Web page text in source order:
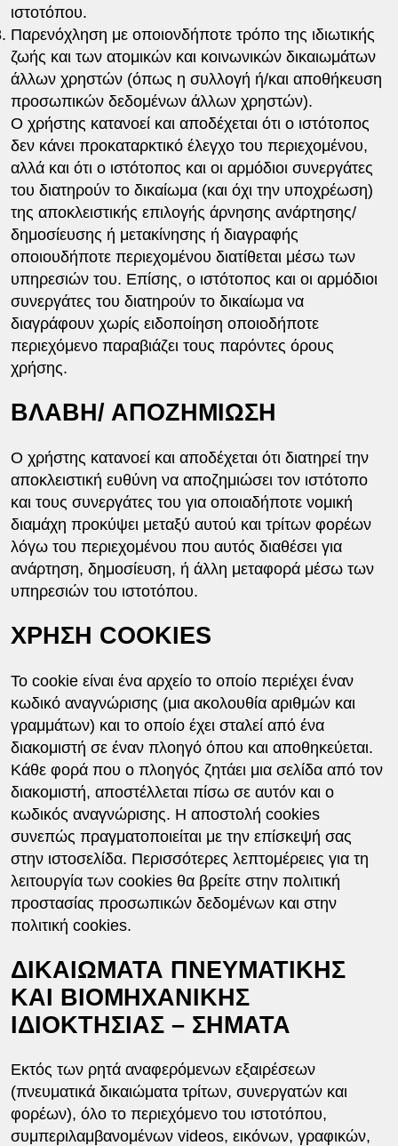
ιστοτόπου.
Παρενόχληση με οποιονδήποτε τρόπο της ιδιωτικής
ζωής και των ατομικών και κοινωνικών δικαιωμάτων
άλλων χρηστών (όπως η συλλογή ή/και αποθήκευση
προσωπικών δεδομένων άλλων χρηστών).
Ο χρήστης κατανοεί και αποδέχεται ότι ο ιστότοπος
δεν κάνει προκαταρκτικό έλεγχο του περιεχομένου,
αλλά και ότι ο ιστότοπος και οι αρμόδιοι συνεργάτες
του διατηρούν το δικαίωμα (και όχι την υποχρέωση)
της αποκλειστικής επιλογής άρνησης ανάρτησης/
δημοσίευσης ή μετακίνησης ή διαγραφής
οποιουδήποτε περιεχομένου διατίθεται μέσω των
υπηρεσιών του. Επίσης, ο ιστότοπος και οι αρμόδιοι
συνεργάτες του διατηρούν το δικαίωμα να
διαγράφουν χωρίς ειδοποίηση οποιοδήποτε
περιεχόμενο παραβιάζει τους παρόντες όρους
χρήσης.
ΒΛΑΒΗ/ ΑΠΟΖΗΜΙΩΣΗ
Ο χρήστης κατανοεί και αποδέχεται ότι διατηρεί την
αποκλειστική ευθύνη να αποζημιώσει τον ιστότοπο
και τους συνεργάτες του για οποιαδήποτε νομική
διαμάχη προκύψει μεταξύ αυτού και τρίτων φορέων
λόγω του περιεχομένου που αυτός διαθέσει για
ανάρτηση, δημοσίευση, ή άλλη μεταφορά μέσω των
υπηρεσιών του ιστοτόπου.
ΧΡΗΣΗ COOKIES
Το cookie είναι ένα αρχείο το οποίο περιέχει έναν
κωδικό αναγνώρισης (μια ακολουθία αριθμών και
γραμμάτων) και το οποίο έχει σταλεί από ένα
διακομιστή σε έναν πλοηγό όπου και αποθηκεύεται.
Κάθε φορά που ο πλοηγός ζητάει μια σελίδα από τον
διακομιστή, αποστέλλεται πίσω σε αυτόν και ο
κωδικός αναγνώρισης. Η αποστολή cookies
συνεπώς πραγματοποιείται με την επίσκεψή σας
στην ιστοσελίδα. Περισσότερες λεπτομέρειες για τη
λειτουργία των cookies θα βρείτε στην πολιτική
προστασίας προσωπικών δεδομένων και στην
πολιτική cookies.
ΔΙΚΑΙΩΜΑΤΑ ΠΝΕΥΜΑΤΙΚΗΣ
ΚΑΙ ΒΙΟΜΗΧΑΝΙΚΗΣ
ΙΔΙΟΚΤΗΣΙΑΣ – ΣΗΜΑΤΑ
Εκτός των ρητά αναφερόμενων εξαιρέσεων
(πνευματικά δικαιώματα τρίτων, συνεργατών και
φορέων), όλο το περιεχόμενο του ιστοτόπου,
συμπεριλαμβανομένων videos, εικόνων, γραφικών,